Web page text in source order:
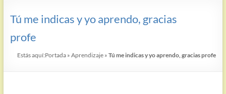
Tú me indicas y yo aprendo, gracias
profe
Estás aquí:Portada »Aprendizaje »Tú me indicas y yo aprendo, gracias profe